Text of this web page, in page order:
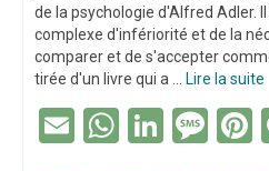
de la psychologie d'Alfred Adler.
complexe d'infériorité et de la
comparer et de s'accepter
tirée d'un livre qui a …
Lire la suite
Email